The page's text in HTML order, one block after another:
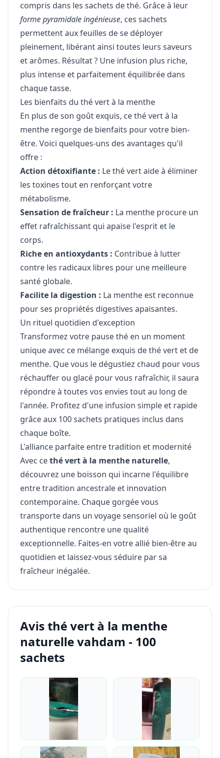
compris dans les sachets de thé. Grâce à leur
forme pyramidale ingénieuse, ces sachets
permettent aux feuilles de se déployer
pleinement, libérant ainsi toutes leurs saveurs
et arômes. Résultat ? Une infusion plus riche,
plus intense et parfaitement équilibrée dans
chaque tasse.
Les bienfaits du thé vert à la menthe
En plus de son goût exquis, ce thé vert à la
menthe regorge de bienfaits pour votre bien-
être. Voici quelques-uns des avantages qu'il
offre :
Action détoxifiante : Le thé vert aide à éliminer
les toxines tout en renforçant votre
métabolisme.
Sensation de fraîcheur : La menthe procure un
effet rafraîchissant qui apaise l'esprit et le
corps.
Riche en antioxydants : Contribue à lutter
contre les radicaux libres pour une meilleure
santé globale.
Facilite la digestion : La menthe est reconnue
pour ses propriétés digestives apaisantes.
Un rituel quotidien d'exception
Transformez votre pause thé en un moment
unique avec ce mélange exquis de thé vert et de
menthe. Que vous le dégustiez chaud pour vous
réchauffer ou glacé pour vous rafraîchir, il saura
répondre à toutes vos envies tout au long de
l'année. Profitez d'une infusion simple et rapide
grâce aux 100 sachets pratiques inclus dans
chaque boîte.
L'alliance parfaite entre tradition et modernité
Avec cethé vert à la menthe naturelle,
découvrez une boisson qui incarne l'équilibre
entre tradition ancestrale et innovation
contemporaine. Chaque gorgée vous
transporte dans un voyage sensoriel où le goût
authentique rencontre une qualité
exceptionnelle. Faites-en votre allié bien-être au
quotidien et laissez-vous séduire par sa
fraîcheur inégalée.
Avis thé vert à la menthe
naturelle vahdam - 100
sachets